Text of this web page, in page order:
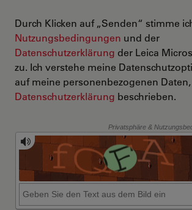
Durch Klicken auf „Senden“ stimme
Nutzungsbedingungen und der
Datenschutzerklärung der Leica
zu. Ich verstehe meine
auf meine personenbezogenen
Datenschutzerklärung beschrieben.